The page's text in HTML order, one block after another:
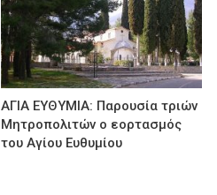
ΑΓΙΑ ΕΥΘΥΜΙΑ: Παρουσία τριών
Μητροπολιτών ο εορτασμός
του Αγίου Ευθυμίου